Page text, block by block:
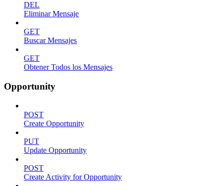
DEL
Eliminar Mensaje
GET
Buscar Mensajes
GET
Obtener Todos los Mensajes
Opportunity
POST
Create Opportunity
PUT
Update Opportunity
POST
Create Activity for Opportunity